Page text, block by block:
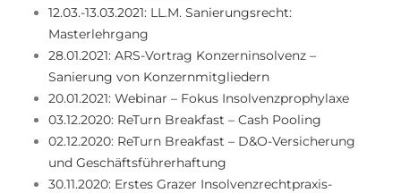
12.03.-13.03.2021: LL.M. Sanierungsrecht:
Masterlehrgang
28.01.2021: ARS-Vortrag Konzerninsolvenz –
Sanierung von Konzernmitgliedern
20.01.2021: Webinar – Fokus Insolvenzprophylaxe
03.12.2020: ReTurn Breakfast – Cash Pooling
02.12.2020: ReTurn Breakfast – D&O-Versicherung
und Geschäftsführerhaftung
30.11.2020: Erstes Grazer Insolvenzrechtpraxis-